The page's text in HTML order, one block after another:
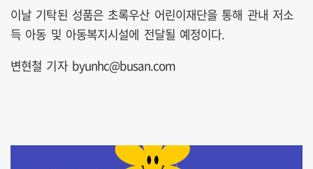
이날 기탁된 성품은 초록우산 어린이재단을 통해 관내 저소
득 아동 및 아동복지시설에 전달될 예정이다.
변현철 기자 byunhc@busan.com